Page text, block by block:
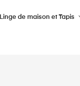
Linge de maison et Tapis